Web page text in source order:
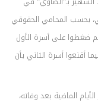
بحسب المحامي الحقوقي
ضغطوا على أسرة الأول
أقنعوا أسرة الثاني بأن
الماضية بعد وفاته،